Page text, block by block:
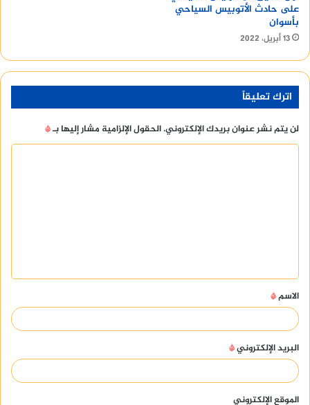
على حادث الأتوبيس السياحي
بأسوان
13 أبريل، 2022
اترك تعليقاً
لن يتم نشر عنوان بريدك الإلكتروني.الحقول الإلزامية مشار إليها بـ*
ق
*
الاسم*
البريد الإلكتروني*
الموقع الإلكتروني